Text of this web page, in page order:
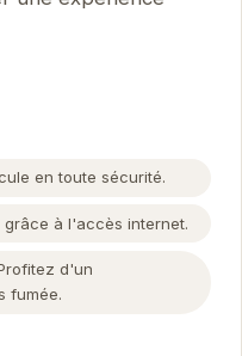
en toute sécurité.
à l'accès internet.
d'un
fumée.